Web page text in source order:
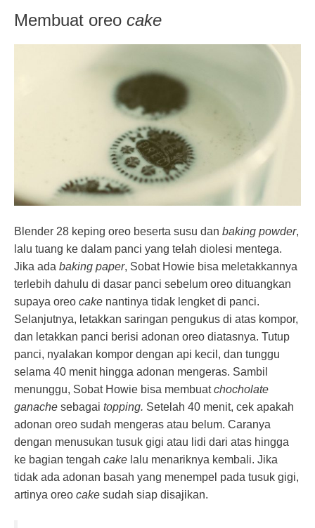
Membuat oreo cake
Blender 28 keping oreo beserta susu dan baking powder,
lalu tuang ke dalam panci yang telah diolesi mentega.
Jika ada baking paper, Sobat Howie bisa meletakkannya
terlebih dahulu di dasar panci sebelum oreo dituangkan
supaya oreo cake nantinya tidak lengket di panci.
Selanjutnya, letakkan saringan pengukus di atas kompor,
dan letakkan panci berisi adonan oreo diatasnya. Tutup
panci, nyalakan kompor dengan api kecil, dan tunggu
selama 40 menit hingga adonan mengeras. Sambil
menunggu, Sobat Howie bisa membuatchocholate
ganache sebagai topping. Setelah 40 menit, cek apakah
adonan oreo sudah mengeras atau belum. Caranya
dengan menusukan tusuk gigi atau lidi dari atas hingga
ke bagian tengah cake lalu menariknya kembali. Jika
tidak ada adonan basah yang menempel pada tusuk gigi,
artinya oreo cake sudah siap disajikan.